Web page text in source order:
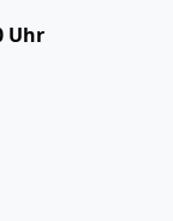
Uhr